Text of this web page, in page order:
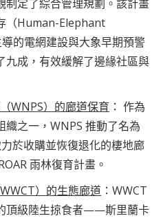
制定了綜合管理規劃。該計畫
（Human-Elephant
的電網建設與大象早期預警
九成，有效緩解了邊緣社區與
WNPS）的廊道保育 ： 作為
之一，WNPS 推動了名為
於收購並恢復退化的棲地廊
雨林復育計畫。
）的生態廊道 ：WWCT
頂級陸生掠食者——斯里蘭卡